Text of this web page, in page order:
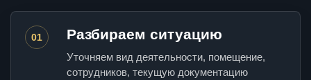
01 Разбираем ситуацию
Уточняем вид деятельности, помещение,
сотрудников, текущую документацию